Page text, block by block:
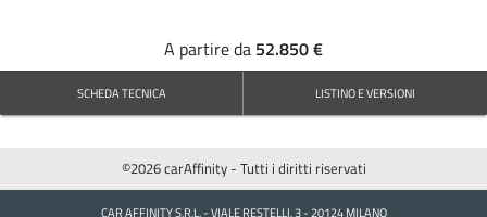
A partire da 52.850 €
SCHEDA TECNICA LISTINO E VERSIONI
©2026 carAffinity - Tutti i diritti riservati
CAR AFFINITY S.R.L. - VIALE RESTELLI, 3 - 20124 MILANO